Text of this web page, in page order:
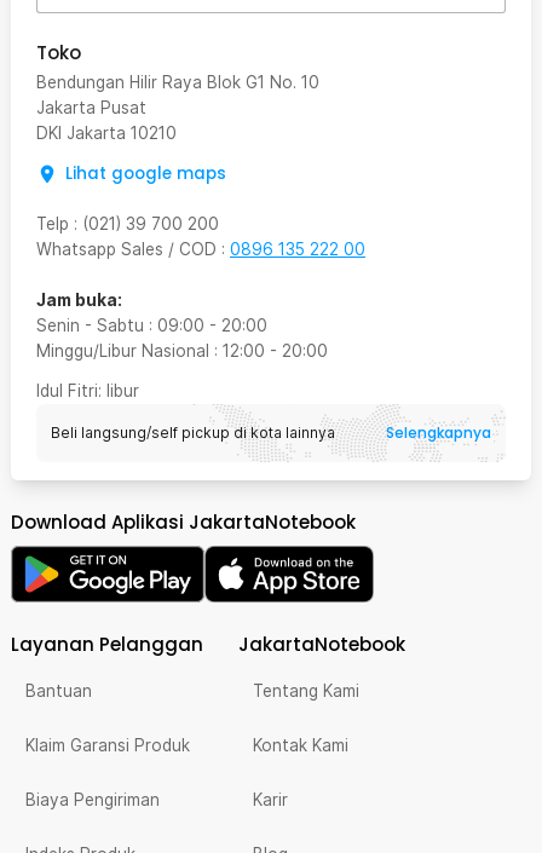
Toko
Bendungan Hilir Raya Blok G1 No. 10
Jakarta Pusat
DKI Jakarta 10210
Lihat google maps
Telp : (021) 39 700 200
Whatsapp Sales / COD : 0896 135 222 00
Jam buka:
Senin - Sabtu : 09:00 - 20:00
Minggu/Libur Nasional : 12:00 - 20:00
Idul Fitri: libur
Beli langsung/self pickup di kota lainnya Selengkapnya
Download Aplikasi JakartaNotebook
Layanan Pelanggan
Bantuan
Klaim Garansi Produk
Biaya Pengiriman
JakartaNotebook
Tentang Kami
Kontak Kami
Karir